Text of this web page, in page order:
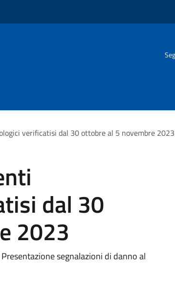
verificatisi dal 30 ottobre al 5 novembre 2023
dal 30
2023
segnalazioni di danno al